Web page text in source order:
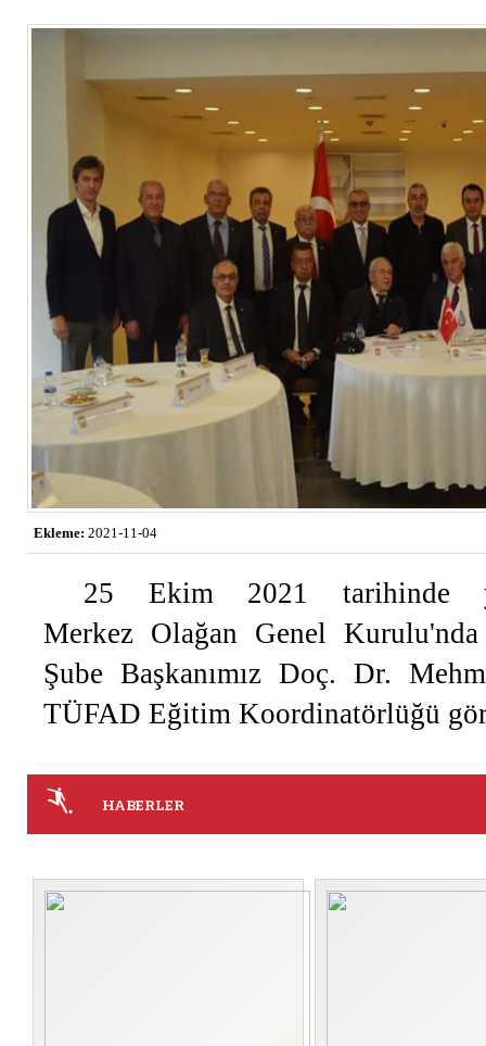
Ekleme: 2021-11-04
25 Ekim 2021 tarihinde
Merkez Olağan Genel
Şube Başkanımız Doç. Dr.
TÜFAD Eğitim Koordinatörlüğü
HABERLER